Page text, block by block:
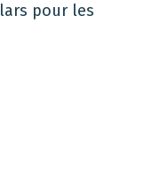
pour les